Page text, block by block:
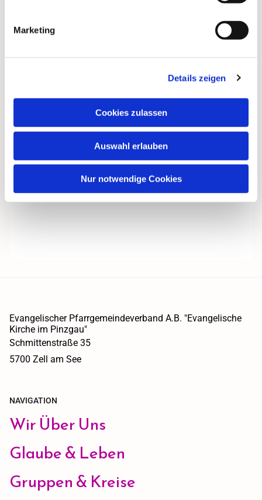
Marketing
Details zeigen
Cookies zulassen
Auswahl erlauben
Nur notwendige Cookies
Evangelischer Pfarrgemeindeverband A.B. "Evangelische
Kirche im Pinzgau"
Schmittenstraße 35
5700 Zell am See
NAVIGATION
Wir Über Uns
Glaube & Leben
Gruppen & Kreise